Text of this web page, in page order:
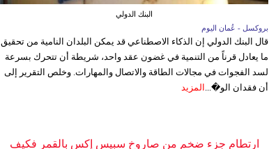
البنك الدولي
بروكسل - عُمان اليوم
قال البنك الدولي إن الذكاء الاصطناعي قد يمكن البلدان النامية من تحقيق
ما يعادل قرناً من التنمية في غضون عقد واحد، شريطة أن تتحرك بسرعة
لسد الفجوات في مجالات الطاقة والاتصال والمهارات. وخلص التقرير إلى
أن فقدان الو�... المزيد
ارتطام جزء ضخم من صاروخ سبيس إكس بالقمر فكيف